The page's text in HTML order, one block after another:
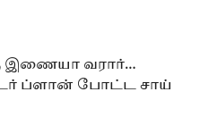
இணையா வரார்…
ப்ளான் போட்ட சாய்